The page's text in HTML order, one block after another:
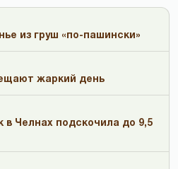
из груш «по-пашински»
жаркий день
в Челнах подскочила до 9,5